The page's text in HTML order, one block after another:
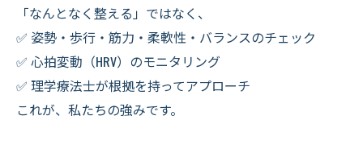
「なんとなく整える」ではなく、
✅ 姿勢・歩行・筋力・柔軟性・バランスのチェック
✅ 心拍変動（HRV）のモニタリング
✅ 理学療法士が根拠を持ってアプローチ
これが、私たちの強みです。